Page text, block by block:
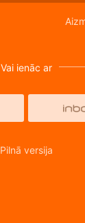
Vai ienāc ar
Pilnā versija